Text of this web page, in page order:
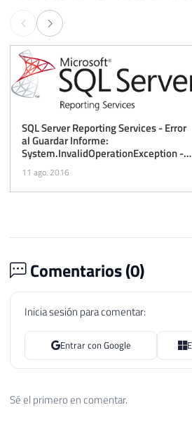
SQL Server Reporting Services - Error
al Guardar Informe:
System.InvalidOperationException -
This Implementation Is Not Part of the
Windows Platform FIPS Validated
Cryptographic Algorithms
11 ago. 2016
Comentarios (0)
Inicia sesión para comentar:
Entrar con Google
Sé el primero en comentar.